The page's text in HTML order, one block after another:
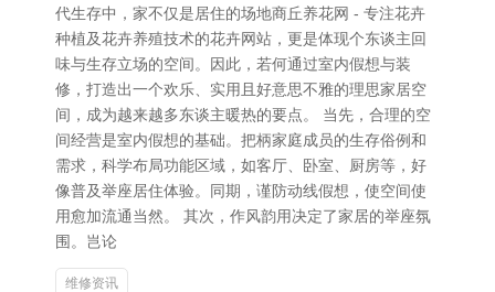
代生存中，家不仅是居住的场地商丘养花网 - 专注花卉
种植及花卉养殖技术的花卉网站，更是体现个东谈主回
味与生存立场的空间。因此，若何通过室内假想与装
修，打造出一个欢乐、实用且好意思不雅的理思家居空
间，成为越来越多东谈主暖热的要点。 当先，合理的空
间经营是室内假想的基础。把柄家庭成员的生存俗例和
需求，科学布局功能区域，如客厅、卧室、厨房等，好
像普及举座居住体验。同期，谨防动线假想，使空间使
用愈加流通当然。 其次，作风韵用决定了家居的举座氛
围。岂论
维修资讯